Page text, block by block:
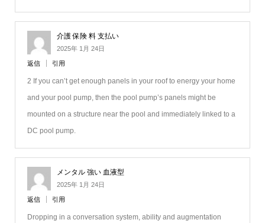
介護 保険 料 支払い
2025年 1月 24日
返信 引用
2 If you can’t get enough panels in your roof to energy your home
and your pool pump, then the pool pump’s panels might be
mounted on a structure near the pool and immediately linked to a
DC pool pump.
メンタル 強い 血液型
2025年 1月 24日
返信 引用
Dropping in a conversation system, ability and augmentation